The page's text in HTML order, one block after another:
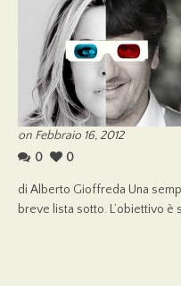
on Febbraio 16, 2012
0
0
di Alberto Gioffreda Una
breve lista sotto. L’obiettivo è